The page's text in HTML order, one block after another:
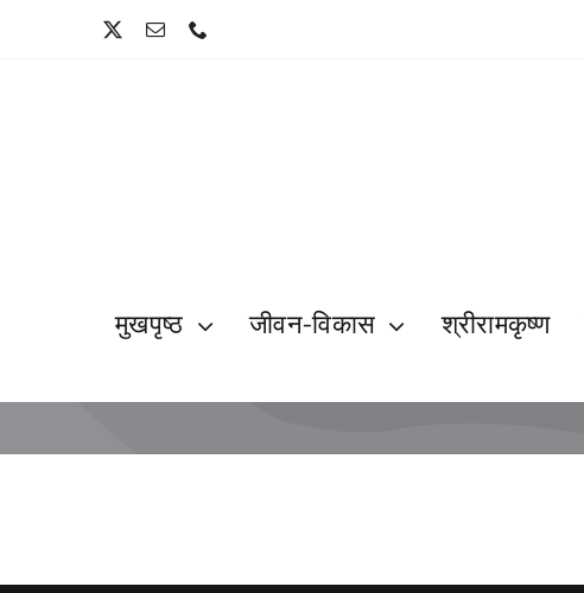
मुखपृष्ठ जीवन-विकास श्रीरामकृष्ण